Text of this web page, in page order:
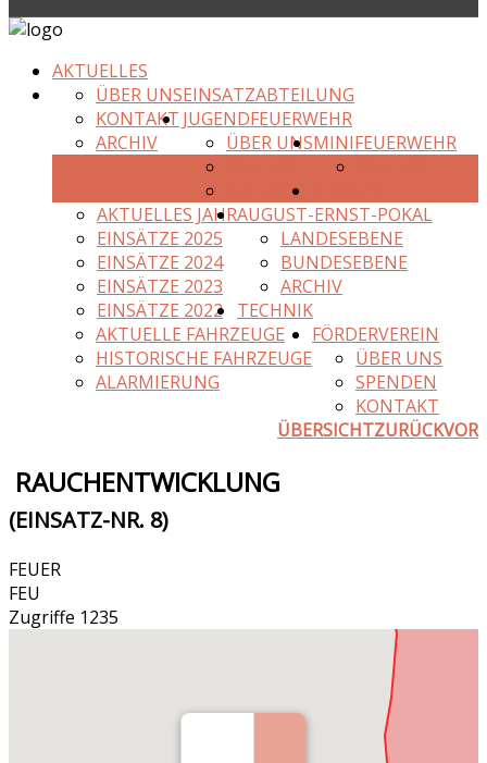
AKTUELLES
EINSATZABTEILUNG
ÜBER UNS
KONTAKT
ARCHIV
JUGENDFEUERWEHR
ÜBER UNSMINIFEUERWEHR
AKTUELLES JAHR
EINSÄTZE 2025
EINSÄTZE 2024
EINSÄTZE 2023
EINSÄTZE 2022
AUGUST-ERNST-POKAL
LANDESEBENE
BUNDESEBENE
ARCHIV
TECHNIK
AKTUELLE FAHRZEUGE
HISTORISCHE FAHRZEUGE
ALARMIERUNG
FÖRDERVEREIN
ÜBER UNS
SPENDEN
KONTAKT
ÜBERSICHTZURÜCKVOR
RAUCHENTWICKLUNG
(EINSATZ-NR. 8)
FEUER
FEU
Zugriffe 1235